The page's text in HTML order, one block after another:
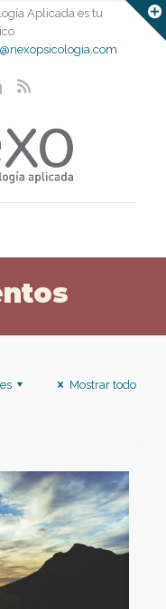
Aplicada es tu
Mostrar todo